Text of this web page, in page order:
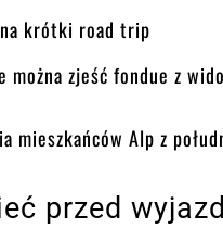
krótki road trip
zjeść fondue z
mieszkańców Alp z
przed